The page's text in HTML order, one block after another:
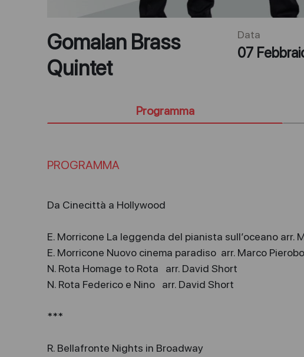
Gomalan Brass
Quintet
Data
07
Programma
PROGRAMMA
Da Cinecittà a Hollywood
E. Morricone La leggenda del pianista sull’oceano arr.
E. Morricone Nuovo cinema paradiso arr. Marco
N. Rota Homage to Rota arr. David Short
N. Rota Federico e Nino arr. David Short
***
R. Bellafronte Nights in Broadway